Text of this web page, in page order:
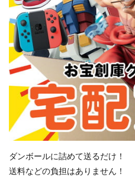
ダンボールに詰めて送るだけ！
送料などの負担はありません！